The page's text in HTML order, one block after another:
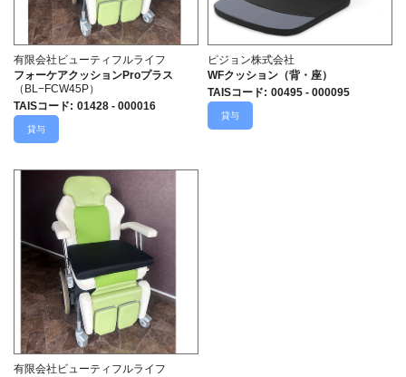
有限会社ビューティフルライフ
フォーケアクッションProプラス
（BL−FCW45P）
TAISコード: 01428 - 000016
貸与
ピジョン株式会社
WFクッション（背・座）
TAISコード: 00495 - 000095
貸与
有限会社ビューティフルライフ